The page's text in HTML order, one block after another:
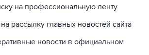
на профессиональную ленту
рассылку главных новостей сайта
новости в официальном